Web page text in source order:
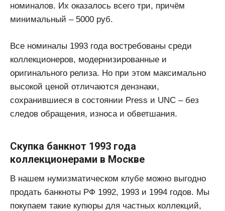
номиналов. Их оказалось всего три, причём
минимальный – 5000 руб.
Все номиналы 1993 года востребованы среди
коллекционеров, модернизированные и
оригинального релиза. Но при этом максимально
высокой ценой отличаются дензнаки,
сохранившиеся в состоянии Press и UNC – без
следов обращения, износа и обветшания.
Скупка банкнот 1993 года
коллекционерами в Москве
В нашем нумизматическом клубе можно выгодно
продать банкноты РФ 1992, 1993 и 1994 годов. Мы
покупаем такие купюры для частных коллекций,